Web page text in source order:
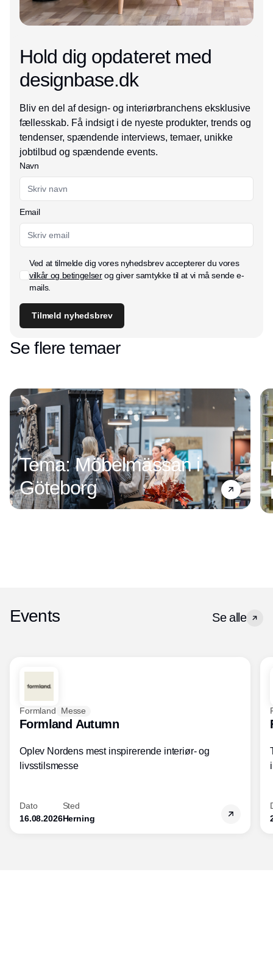
Hold dig opdateret med
designbase.dk
Bliv en del af design- og interiørbranchens eksklusive
fællesskab. Få indsigt i de nyeste produkter, trends og
tendenser, spændende interviews, temaer, unikke
jobtilbud og spændende events.
Navn
Email
Ved at tilmelde dig vores nyhedsbrev accepterer du vores
vilkår og betingelserog giver samtykke til at vi må sende e-
mails.
Tilmeld nyhedsbrev
Se flere temaer
Tema: Möbelmässan i
Göteborg
Events Se alle
Formland Messe
Formland Autumn
Oplev Nordens mest inspirerende interiør- og
livsstilsmesse
Dato
16.08.2026
Sted
Herning